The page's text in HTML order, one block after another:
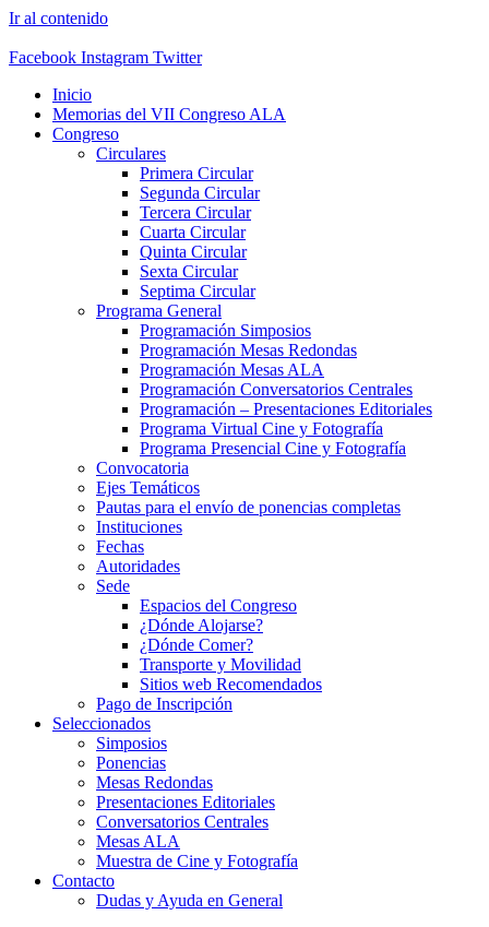
Ir al contenido
Facebook Instagram Twitter
Inicio
Memorias del VII Congreso ALA
Congreso
Circulares
Primera Circular
Segunda Circular
Tercera Circular
Cuarta Circular
Quinta Circular
Sexta Circular
Septima Circular
Programa General
Programación Simposios
Programación Mesas Redondas
Programación Mesas ALA
Programación Conversatorios Centrales
Programación – Presentaciones Editoriales
Programa Virtual Cine y Fotografía
Programa Presencial Cine y Fotografía
Convocatoria
Ejes Temáticos
Pautas para el envío de ponencias completas
Instituciones
Fechas
Autoridades
Sede
Espacios del Congreso
¿Dónde Alojarse?
¿Dónde Comer?
Transporte y Movilidad
Sitios web Recomendados
Pago de Inscripción
Seleccionados
Simposios
Ponencias
Mesas Redondas
Presentaciones Editoriales
Conversatorios Centrales
Mesas ALA
Muestra de Cine y Fotografía
Contacto
Dudas y Ayuda en General